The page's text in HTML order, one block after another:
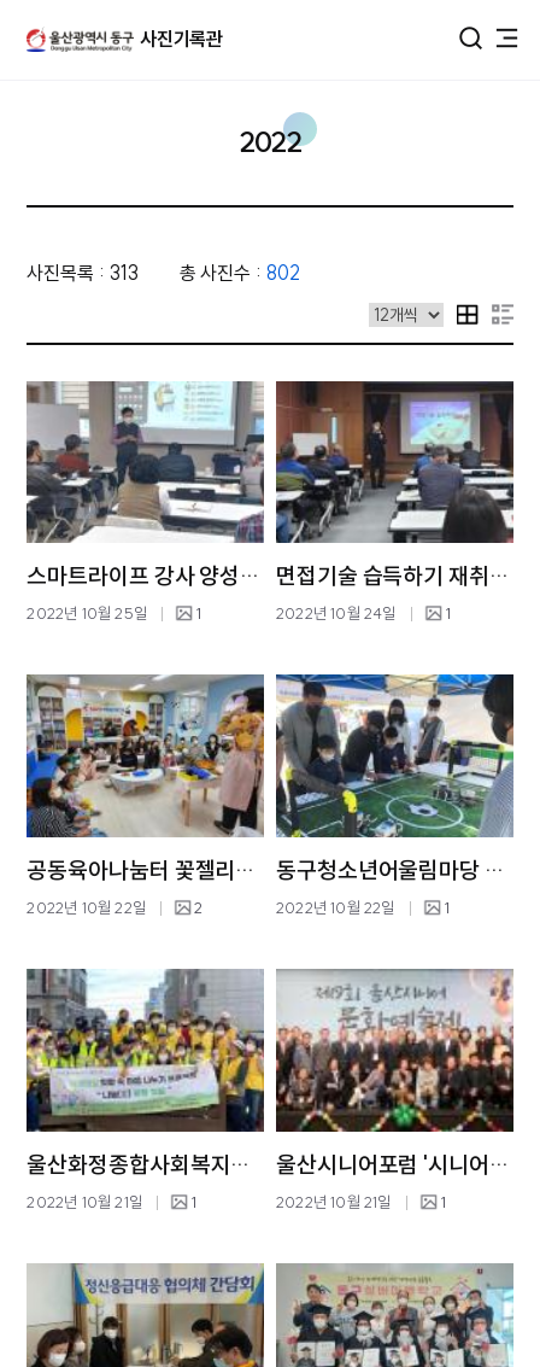
사진기록관
2022
사진목록 : 313 총 사진수 : 802
스마트라이프 강사 양성과정 개강식
2022년 10월 25일 1
면접기술 습득하기 재취업 특강
2022년 10월 24일 1
공동육아나눔터 꽃젤리&꽃차만들기
2022년 10월 22일 2
동구청소년어울림마당 오색창의체험마당
2022년 10월 22일 1
울산화정종합사회복지관 고구마 수확 체험활동
2022년 10월 21일 1
울산시니어포럼 '시니어 문화예술제'
2022년 10월 21일 1